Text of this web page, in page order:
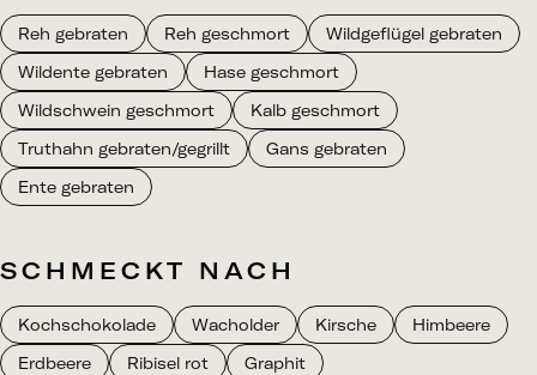
Reh gebraten Reh geschmort
Wildgeflügel gebraten
Wildente gebraten
Hase geschmort
Wildschwein geschmort
Kalb geschmort
Truthahn gebraten/gegrillt
Gans gebraten
Ente gebraten
SCHMECKT NACH
Kochschokolade Wacholder Kirsche
Himbeere
Erdbeere
Ribisel rot
Graphit